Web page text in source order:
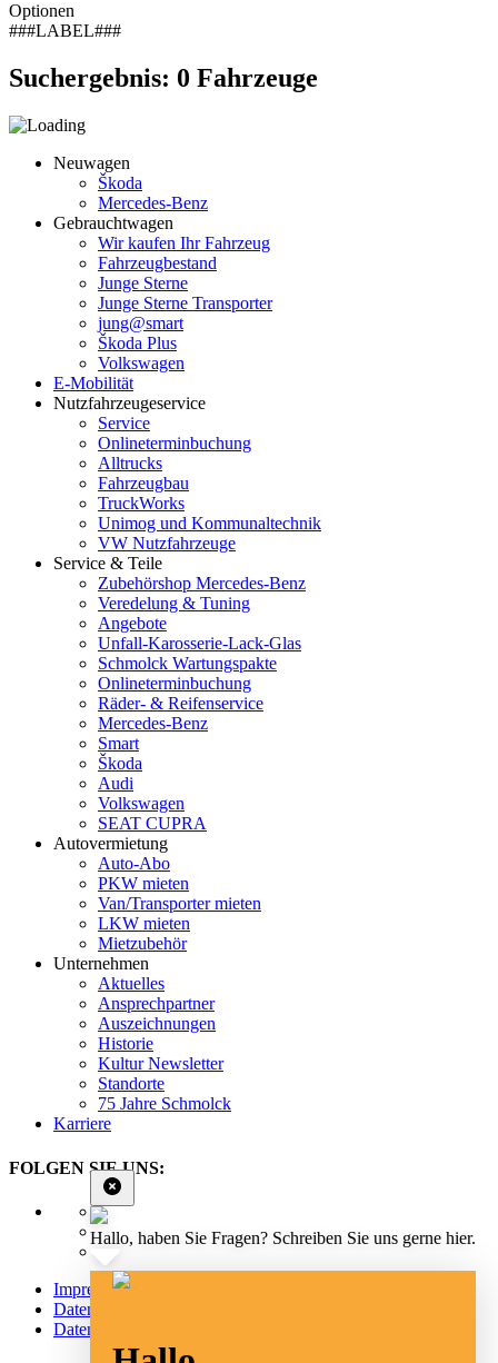
Optionen
###LABEL###
Suchergebnis: 0 Fahrzeuge
Neuwagen
Škoda
Mercedes-Benz
Gebrauchtwagen
Wir kaufen Ihr Fahrzeug
Fahrzeugbestand
Junge Sterne
Junge Sterne Transporter
jung@smart
Škoda Plus
Volkswagen
E-Mobilität
Nutzfahrzeugeservice
Service
Onlineterminbuchung
Alltrucks
Fahrzeugbau
TruckWorks
Unimog und Kommunaltechnik
VW Nutzfahrzeuge
Service & Teile
Zubehörshop Mercedes-Benz
Veredelung & Tuning
Angebote
Unfall-Karosserie-Lack-Glas
Schmolck Wartungspakte
Onlineterminbuchung
Räder- & Reifenservice
Mercedes-Benz
Smart
Škoda
Audi
Volkswagen
SEAT CUPRA
Autovermietung
Auto-Abo
PKW mieten
Van/Transporter mieten
LKW mieten
Mietzubehör
Unternehmen
Aktuelles
Ansprechpartner
Auszeichnungen
Historie
Kultur Newsletter
Standorte
75 Jahre Schmolck
Karriere
FOLGEN SIE UNS:
Impressum
Datenschutz
Datenschutz Social Media
Hallo, haben Sie Fragen? Schreiben Sie uns gerne hier.